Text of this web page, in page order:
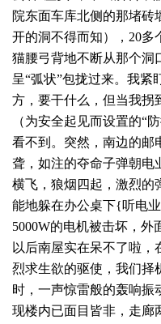
院东面车库北侧的那堵砖
开的洞不得而知），20多
猫腰弓背地不断从那个洞
呈“弧状”包拢过来。我紧
方，要干什么，但当我拐
（为安全起见而设置的“
看不到。突然，南边的邮
聋，如注的夺命子弹朝电
横飞，狼烟四起，激烈的
能地躲在办公桌下{听电
5000W的电机被击坏，外
以后南屋实在呆不了啦
烈求生欲的驱使，我们择
时，一声惊雷般的轰响振
现楼内已面目皆非，走廊